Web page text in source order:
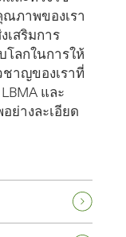
ภาพของเรา
เสริมการ
โลกในการให้
าญของเราที่
และ
ย่างละเอียด